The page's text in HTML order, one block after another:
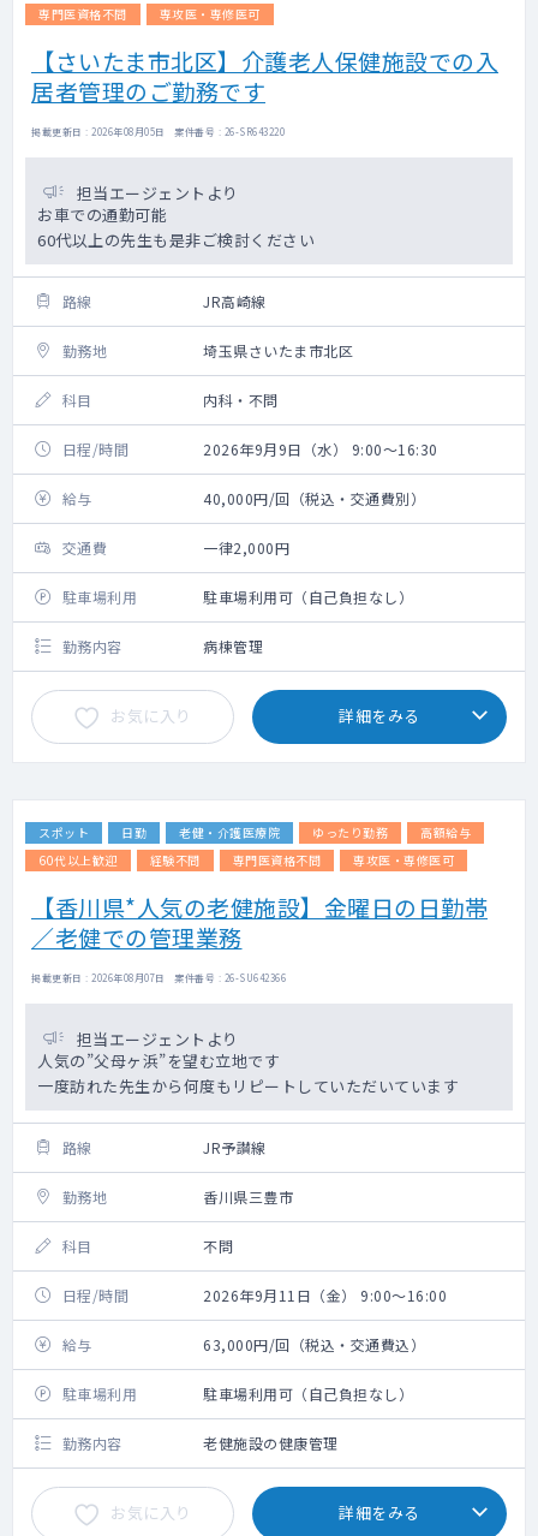
専門医資格不問
専攻医・専修医可
【さいたま市北区】介護老人保健施設での入
居者管理のご勤務です
掲載更新日 : 2026年08月05日 案件番号 : 26-SR643220
担当エージェントより
お車での通勤可能
60代以上の先生も是非ご検討ください
路線 JR高崎線
勤務地 埼玉県さいたま市北区
科目 内科・不問
日程/時間 2026年9月9日（水） 9:00～16:30
給与 40,000円/回（税込・交通費別）
交通費 一律2,000円
駐車場利用 駐車場利用可（自己負担なし）
勤務内容 病棟管理
お気に入り 詳細をみる
スポット 日勤 老健・介護医療院 ゆったり勤務
高額給与
60代以上歓迎
経験不問 専門医資格不問 専攻医・専修医可
【香川県*人気の老健施設】金曜日の日勤帯
／老健での管理業務
掲載更新日 : 2026年08月07日 案件番号 : 26-SU642366
担当エージェントより
人気の”父母ヶ浜”を望む立地です
一度訪れた先生から何度もリピートしていただいています
路線 JR予讃線
勤務地 香川県三豊市
科目 不問
日程/時間 2026年9月11日（金） 9:00～16:00
給与 63,000円/回（税込・交通費込）
駐車場利用 駐車場利用可（自己負担なし）
勤務内容 老健施設の健康管理
お気に入り 詳細をみる